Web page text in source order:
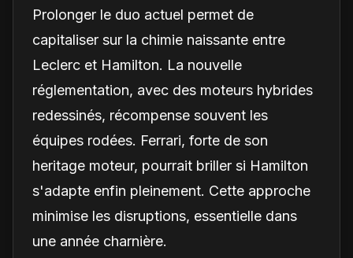
Prolonger le duo actuel permet de
capitaliser sur la chimie naissante entre
Leclerc et Hamilton. La nouvelle
réglementation, avec des moteurs hybrides
redessinés, récompense souvent les
équipes rodées. Ferrari, forte de son
heritage moteur, pourrait briller si Hamilton
s'adapte enfin pleinement. Cette approche
minimise les disruptions, essentielle dans
une année charnière.